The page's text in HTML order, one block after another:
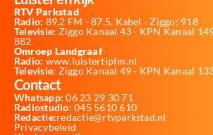
RTV Parkstad
Radio: 89,2 FM - 87,5, Kabel - Ziggo: 918
Televisie: Ziggo Kanaal 43 - KPN Kanaal
882
Omroep Landgraaf
Radio: www.luistertipfm.nl
Televisie: Ziggo Kanaal 49 - KPN Kanaal
Contact
Whatsapp: 06 23 29 30 71
Radiostudio: 045 5610 610
Redactie:redactie@rtvparkstad.nl
Privacybeleid